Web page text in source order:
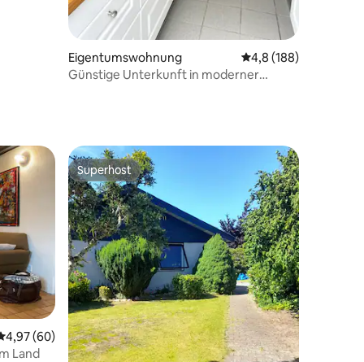
Eigentumswohnung Durchschnittliche
4,8 (188)
Günstige Unterkunft in moderner
Bewertungen Bewertung: 4,97 von 5, 60 Bewertungen
4,97 (60)
Land
Superhost
Superhost